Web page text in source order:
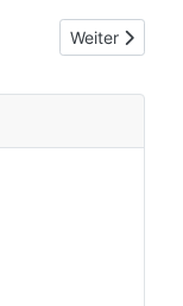
Nächster
Weiter